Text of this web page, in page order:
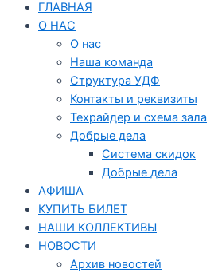
ГЛАВНАЯ
О НАС
О нас
Наша команда
Структура УДФ
Контакты и реквизиты
Техрайдер и схема зала
Добрые дела
Система скидок
Добрые дела
АФИША
КУПИТЬ БИЛЕТ
НАШИ КОЛЛЕКТИВЫ
НОВОСТИ
Архив новостей